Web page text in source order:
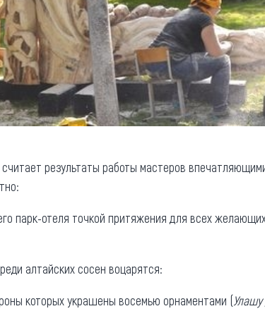
результаты работы мастеров
парк-отеля точкой притяжения для всех
алтайских сосен воцарятся:
которых украшены восемью орнаментами (